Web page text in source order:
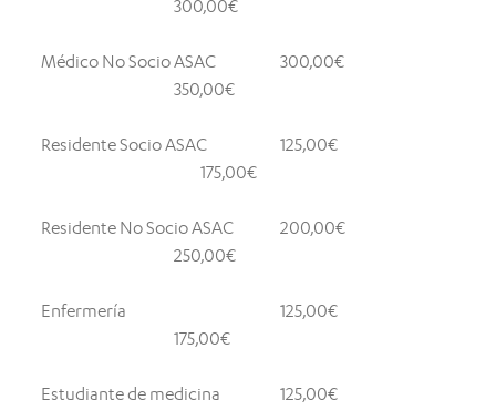
300,00€
Médico No Socio ASAC
300,00€
350,00€
Residente Socio ASAC
125,00€
175,00€
Residente No Socio ASAC
200,00€
250,00€
Enfermería
125,00€
175,00€
Estudiante de medicina
125,00€